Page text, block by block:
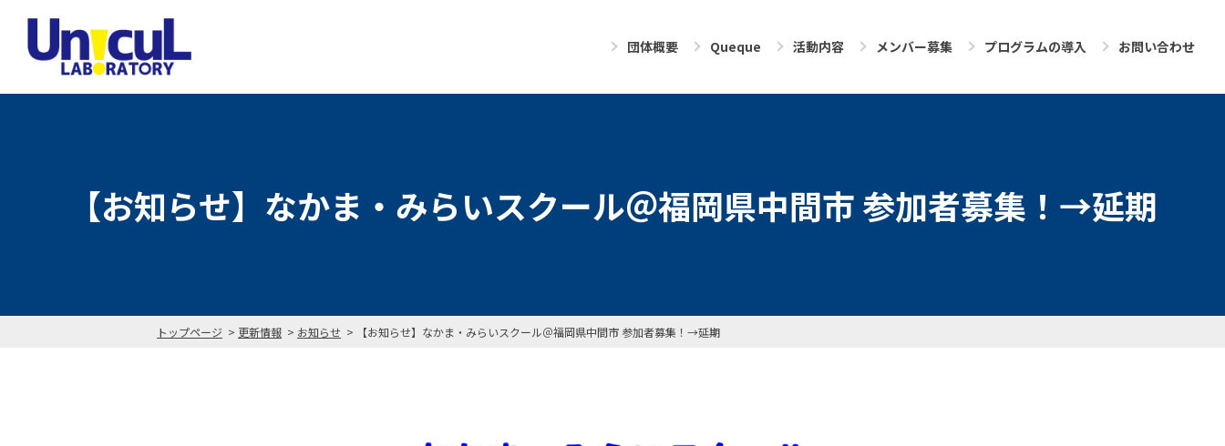
団体概要 Queque 活動内容 メンバー募集 プログラムの導入 お問い合わせ
【お知らせ】なかま・みらいスクール＠福岡県中間市 参加者募集！→延期
トップページ 更新情報 お知らせ 【お知らせ】なかま・みらいスクール＠福岡県中間市 参加者募集！→延期